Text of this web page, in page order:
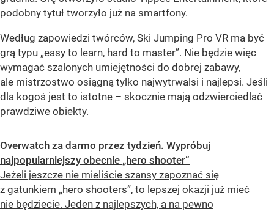
podobny tytuł tworzyło już na smartfony.
Według zapowiedzi twórców, Ski Jumping Pro VR ma być
grą typu „easy to learn, hard to master”. Nie będzie więc
wymagać szalonych umiejętności do dobrej zabawy,
ale mistrzostwo osiągną tylko najwytrwalsi i najlepsi. Jeśli
dla kogoś jest to istotne – skocznie mają odzwierciedlać
prawdziwe obiekty.
Overwatch za darmo przez tydzień. Wypróbuj
najpopularniejszy obecnie „hero shooter”
Jeżeli jeszcze nie mieliście szansy zapoznać się
z gatunkiem „hero shooters”, to lepszej okazji już mieć
nie będziecie. Jeden z najlepszych, a na pewno